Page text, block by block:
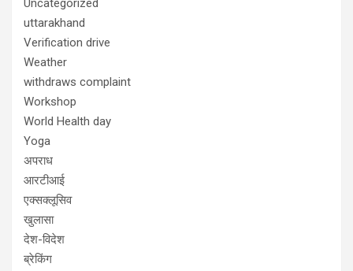
Uncategorized
uttarakhand
Verification drive
Weather
withdraws complaint
Workshop
World Health day
Yoga
अपराध
आरटीआई
एक्सक्लूसिव
खुलासा
देश-विदेश
ब्रेकिंग